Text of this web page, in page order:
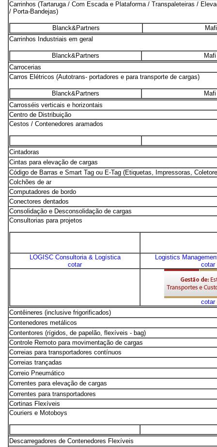
Carrinhos (Tartaruga / Com Escada e Plataforma / Transpaleteiras /
/ Porta-Bandejas)
Blanck&Partners
Mafi
Carrinhos Industriais em geral
Blanck&Partners
Mafi
Carrocerias
Carros Elétricos (Autotrans- portadores e para transporte de cargas)
Blanck&Partners
Mafi
Carrosséis verticais e horizontais
Centro de Distribuição
Cestos / Contenedores aramados
Cintadoras
Cintas para elevação de cargas
Código de Barras e Smart Tag ou E-Tag (Etiquetas, Impressoras,
Colchões de ar
Computadores de bordo
Conectores dentados
Consolidação e Desconsolidação de cargas
Consultorias para projetos
LOGISC Consultoria & Logística
cotar
Logistics
cotar
cotar
Contêineres (inclusive frigorificados)
Contenedores metálicos
Contentores (rígidos, de papelão, flexíveis - bag)
Controle Remoto para movimentação de cargas
Correias para transportadores contínuos
Correias trançadas
Correio Pneumático
Correntes para elevação de cargas
Correntes para transportadores
Cortinas Flexíveis
Couriers e Motoboys
Descarregadores de Contenedores Flexíveis